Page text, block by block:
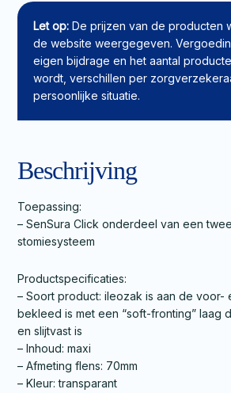
delig
transparant
maxi
70mm
aantal
Let op: De prijzen van de producten
de website weergegeven.
eigen bijdrage en het aantal
wordt, verschillen per
persoonlijke situatie.
Beschrijving
Toepassing:
– SenSura Click onderdeel van een
stomiesysteem
Productspecificaties:
– Soort product: ileozak is aan de voor-
bekleed is met een “soft-fronting” laag
en slijtvast is
– Inhoud: maxi
– Afmeting flens: 70mm
– Kleur: transparant